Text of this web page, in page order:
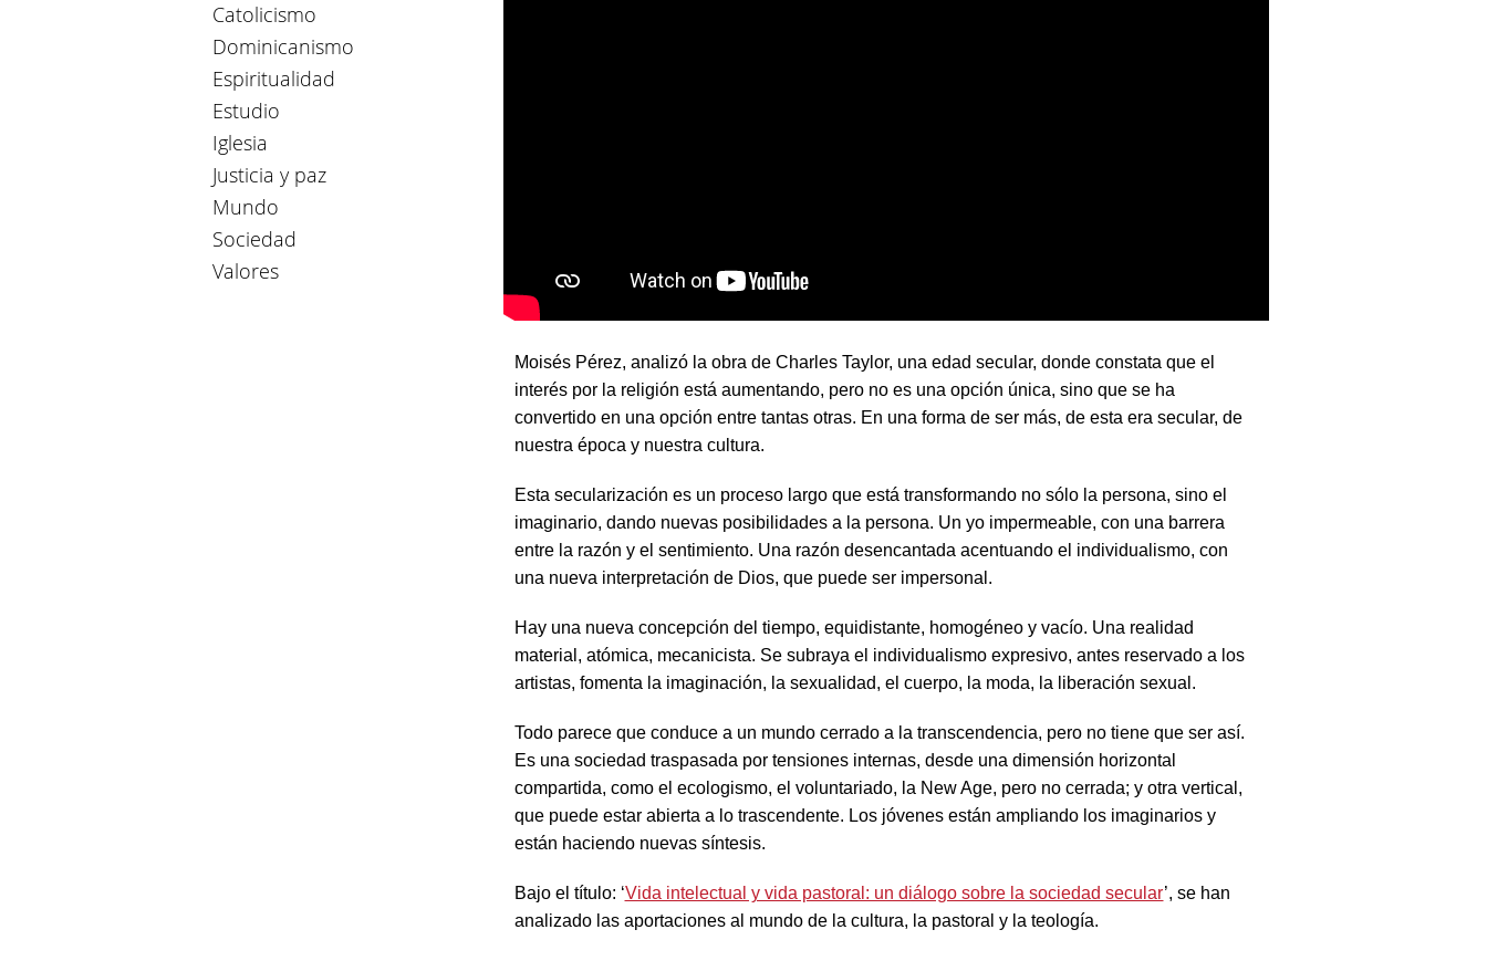
Catolicismo
Dominicanismo
Espiritualidad
Estudio
Iglesia
Justicia y paz
Mundo
Sociedad
Valores
Moisés Pérez, analizó la obra de Charles Taylor, una edad secular, donde constata que el
interés por la religión está aumentando, pero no es una opción única, sino que se ha
convertido en una opción entre tantas otras. En una forma de ser más, de esta era secular, de
nuestra época y nuestra cultura.
Esta secularización es un proceso largo que está transformando no sólo la persona, sino el
imaginario, dando nuevas posibilidades a la persona. Un yo impermeable, con una barrera
entre la razón y el sentimiento. Una razón desencantada acentuando el individualismo, con
una nueva interpretación de Dios, que puede ser impersonal.
Hay una nueva concepción del tiempo, equidistante, homogéneo y vacío. Una realidad
material, atómica, mecanicista. Se subraya el individualismo expresivo, antes reservado a los
artistas, fomenta la imaginación, la sexualidad, el cuerpo, la moda, la liberación sexual.
Todo parece que conduce a un mundo cerrado a la transcendencia, pero no tiene que ser así.
Es una sociedad traspasada por tensiones internas, desde una dimensión horizontal
compartida, como el ecologismo, el voluntariado, la New Age, pero no cerrada; y otra vertical,
que puede estar abierta a lo trascendente. Los jóvenes están ampliando los imaginarios y
están haciendo nuevas síntesis.
Bajo el título: ‘Vida intelectual y vida pastoral: un diálogo sobre la sociedad secular’, se han
analizado las aportaciones al mundo de la cultura, la pastoral y la teología.